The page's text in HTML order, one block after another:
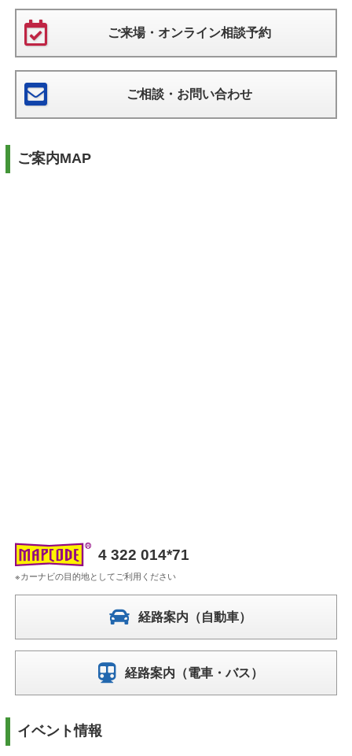
ご来場・オンライン相談予約
ご相談・お問い合わせ
ご案内MAP
4 322 014*71
※カーナビの目的地としてご利用ください
経路案内（自動車）
経路案内（電車・バス）
イベント情報